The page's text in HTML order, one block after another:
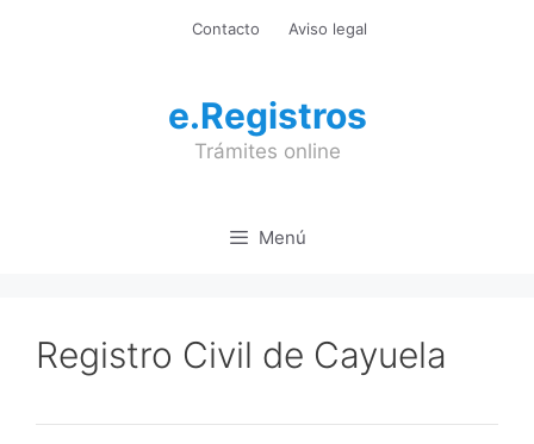
Contacto Aviso legal
e.Registros
Trámites online
Menú
Registro Civil de Cayuela